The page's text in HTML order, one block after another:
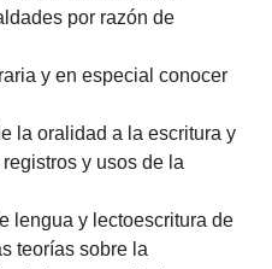
por razón de
y en especial conocer
la oralidad a la escritura y
y usos de la
lengua y lectoescritura de
teorías sobre la